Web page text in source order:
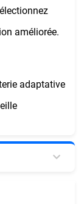
améliorée.
adaptative